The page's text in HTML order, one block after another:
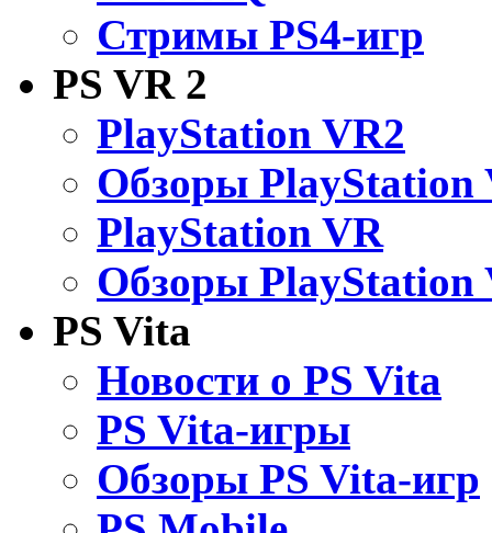
Стримы PS4-игр
PS VR 2
PlayStation VR2
Обзоры PlayStation
PlayStation VR
Обзоры PlayStation
PS Vita
Новости о PS Vita
PS Vita-игры
Обзоры PS Vita-игр